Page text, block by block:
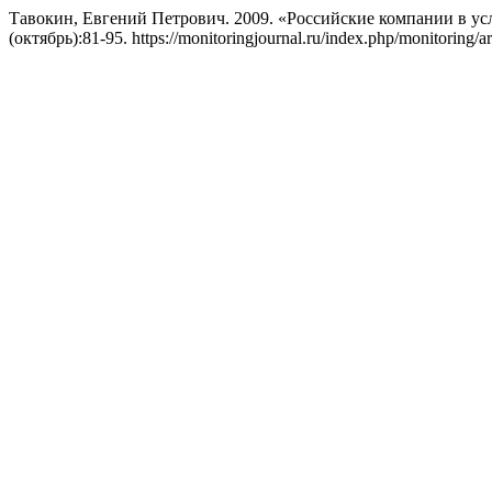
Тавокин, Евгений Петрович. 2009. «Российские компании в
(октябрь):81-95. https://monitoringjournal.ru/index.php/monitoring/